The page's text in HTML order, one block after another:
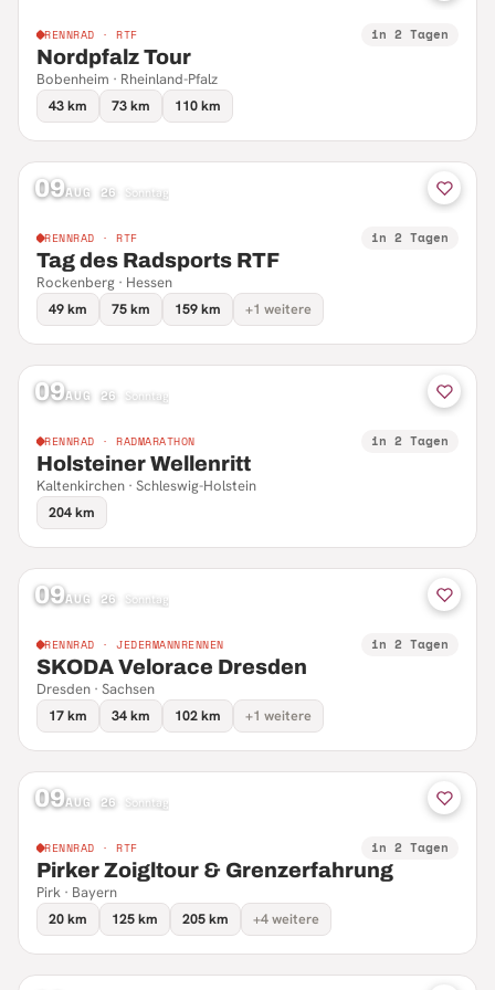
RENNRAD · RTF in 2 Tagen
Nordpfalz Tour
Bobenheim · Rheinland-Pfalz
43 km
73 km 110 km
09AUG 26 Sonntag
RENNRAD · RTF in 2 Tagen
Tag des Radsports RTF
Rockenberg · Hessen
49 km
75 km 159 km +1 weitere
09AUG 26 Sonntag
RENNRAD · RADMARATHON in 2 Tagen
Holsteiner Wellenritt
Kaltenkirchen · Schleswig-Holstein
204 km
09AUG 26 Sonntag
RENNRAD · JEDERMANNRENNEN in 2 Tagen
SKODA Velorace Dresden
Dresden · Sachsen
17 km
34 km 102 km +1 weitere
09AUG 26 Sonntag
RENNRAD · RTF in 2 Tagen
Pirker Zoigltour & Grenzerfahrung
Pirk · Bayern
20 km
125 km 205 km +4 weitere